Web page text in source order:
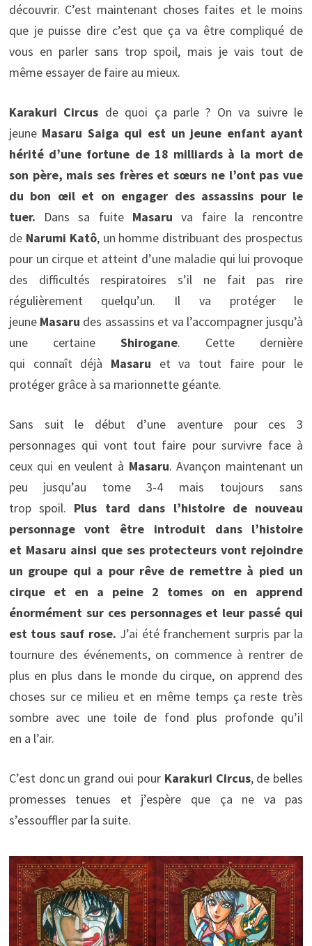
découvrir. C’est maintenant choses faites et le moins
que je puisse dire c’est que ça va être compliqué de
vous en parler sans trop spoil, mais je vais tout de
même essayer de faire au mieux.
Karakuri Circus de quoi ça parle ? On va suivre le
jeune Masaru Saiga qui est un jeune enfant ayant
hérité d’une fortune de 18 milliards à la mort de
son père, mais ses frères et sœurs ne l’ont pas vue
du bon œil et on engager des assassins pour le
tuer. Dans sa fuite Masaruva faire la rencontre
de Narumi Katô, un homme distribuant des prospectus
pour un cirque et atteint d’une maladie qui lui provoque
des difficultés respiratoires s’il ne fait pas rire
régulièrement quelqu’un. Il va protéger le
jeune Masaru des assassins et va l’accompagner jusqu’à
une certaine Shirogane. Cette dernière
qui connaît déjà Masaru et va tout faire pour le
protéger grâce à sa marionnette géante.
Sans suit le début d’une aventure pour ces 3
personnages qui vont tout faire pour survivre face à
ceux qui en veulent à Masaru. Avançon maintenant un
peu jusqu’au tome 3-4 mais toujours sans
trop spoil. Plus tard dans l’histoire de nouveau
personnage vont être introduit dans l’histoire
et Masaru ainsi que ses protecteurs vont rejoindre
un groupe qui a pour rêve de remettre à pied un
cirque et en a peine 2 tomes on en apprend
énormément sur ces personnages et leur passé qui
est tous sauf rose. J’ai été franchement surpris par la
tournure des événements, on commence à rentrer de
plus en plus dans le monde du cirque, on apprend des
choses sur ce milieu et en même temps ça reste très
sombre avec une toile de fond plus profonde qu’il
en a l’air.
C’est donc un grand oui pour Karakuri Circus, de belles
promesses tenues et j’espère que ça ne va pas
s’essouffler par la suite.